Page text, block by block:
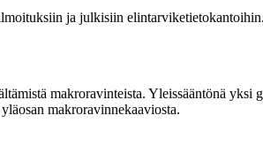
ja julkisiin
makroravinteista. Yleissääntönä yksi
makroravinnekaaviosta.